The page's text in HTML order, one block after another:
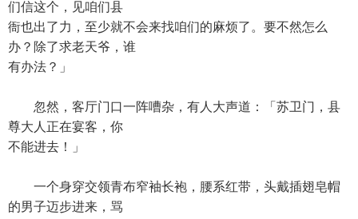
们信这个，见咱们县
衙也出了力，至少就不会来找咱们的麻烦了。要不然怎么
办？除了求老天爷，谁
有办法？」
忽然，客厅门口一阵嘈杂，有人大声道：「苏卫门，县
尊大人正在宴客，你
不能进去！」
一个身穿交领青布窄袖长袍，腰系红带，头戴插翅皂帽
的男子迈步进来，骂